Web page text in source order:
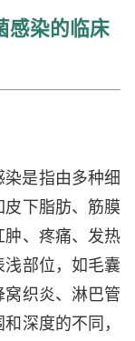
织局部感
、皮肤细菌
肤感染、医
起的皮肤感
感染的临床
是指由多种细
下脂肪、筋膜
肿、疼痛、发热
部位，如毛囊
织炎、淋巴管
深度的不同，